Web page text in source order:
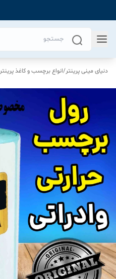
دنیای مینی پرینتر/انواع برچسب و کاغذ پرینتر